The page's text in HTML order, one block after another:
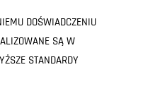
DOŚWIADCZENIU
SĄ W
STANDARDY